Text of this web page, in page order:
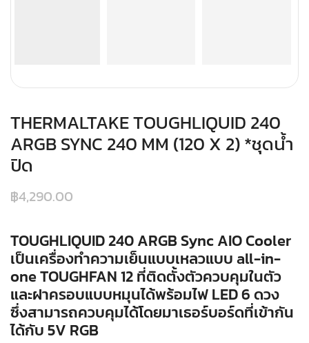
THERMALTAKE TOUGHLIQUID 240
ARGB SYNC 240 MM (120 X 2) *ชุดน้ำ
ปิด
฿4,290.00
TOUGHLIQUID 240 ARGB Sync AIO Cooler
เป็นเครื่องทำความเย็นแบบเหลวแบบ all-in-
one TOUGHFAN 12 ที่ติดตั้งตัวควบคุมในตัว
และฝาครอบแบบหมุนได้พร้อมไฟ LED 6 ดวง
ซึ่งสามารถควบคุมได้โดยมาเธอร์บอร์ดที่เข้ากัน
ได้กับ 5V RGB